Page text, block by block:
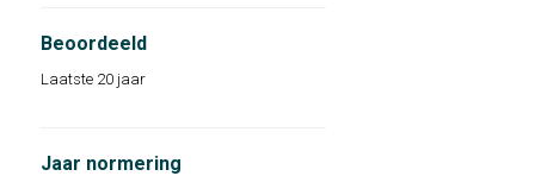
Beoordeeld
Laatste 20 jaar
Jaar normering